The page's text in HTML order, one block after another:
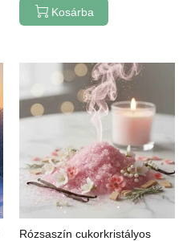
Kosárba
Rózsaszín cukorkristályos